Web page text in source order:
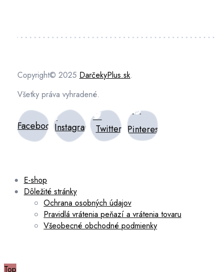
Copyright© 2025 DarčekyPlus.sk.
Všetky práva vyhradené.
FacebookInstagram Twitter Pinterest
E-shop
Dôležité stránky
Ochrana osobných údajov
Pravidlá vrátenia peňazí a vrátenia tovaru
Všeobecné obchodné podmienky
Top